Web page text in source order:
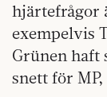
hjärtefrågor
exempelvis
Grünen haft
snett för